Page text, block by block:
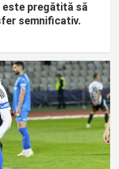
este pregătită să
semnificativ.